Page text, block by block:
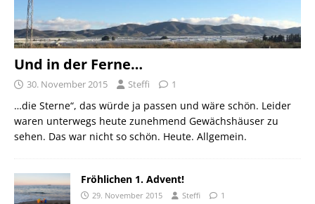
Und in der Ferne…
30. November 2015 Steffi 1
…die Sterne“, das würde ja passen und wäre schön. Leider
waren unterwegs heute zunehmend Gewächshäuser zu
sehen. Das war nicht so schön. Heute. Allgemein.
Fröhlichen 1. Advent!
29. November 2015 Steffi 1